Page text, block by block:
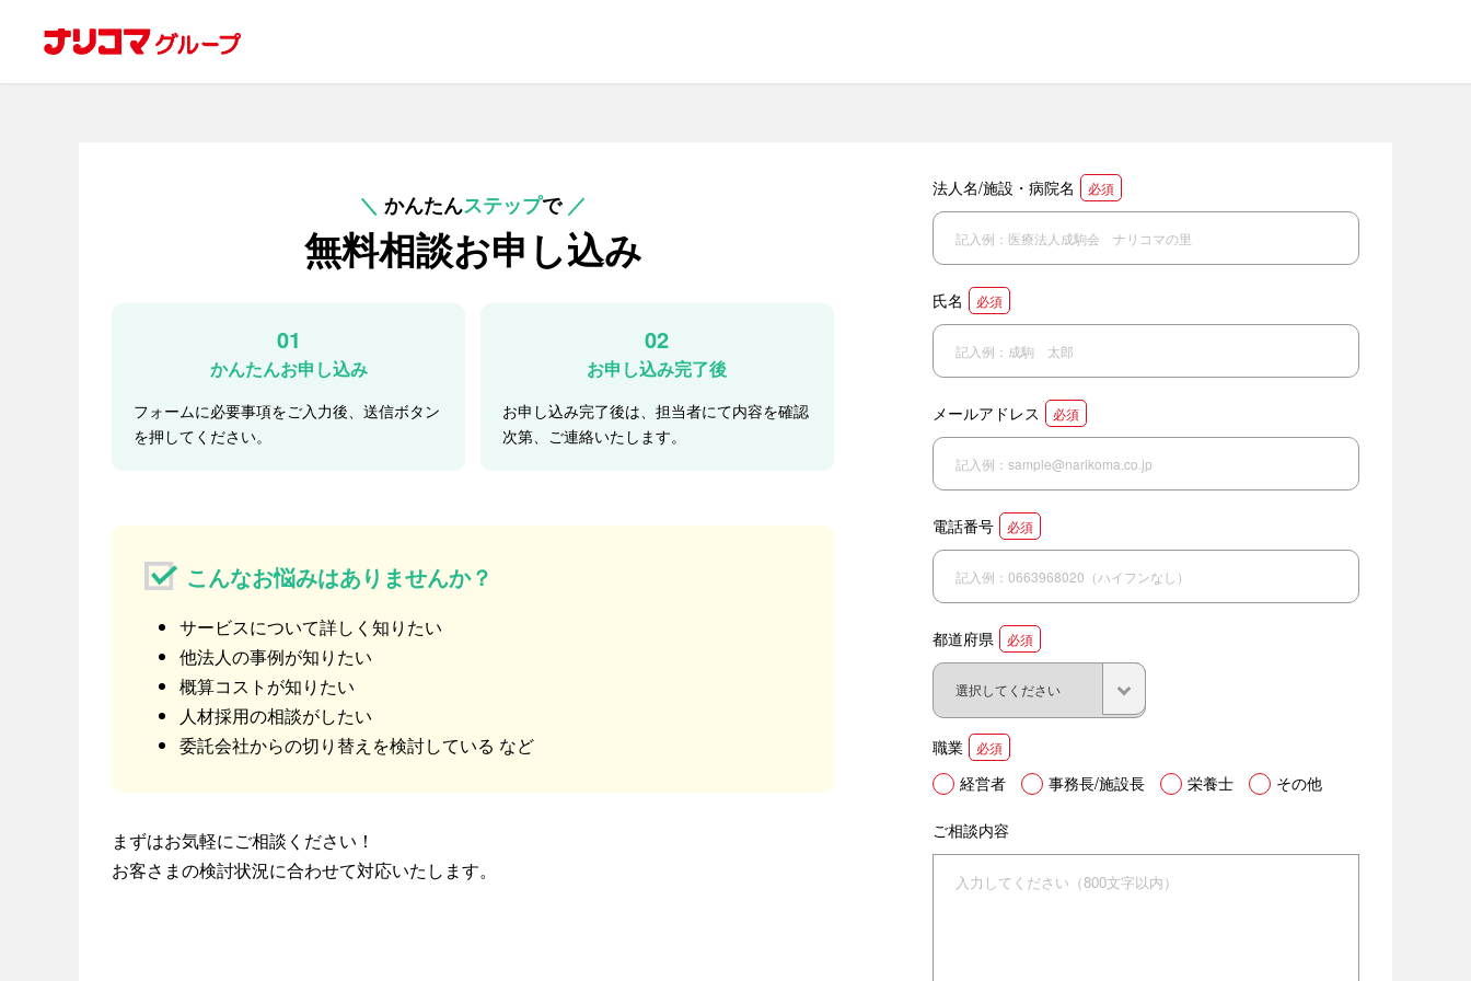
＼ かんたんステップで ／
無料相談お申し込み
01
かんたんお申し込み
フォームに必要事項をご入力後、送信ボタン
を押してください。
02
お申し込み完了後
お申し込み完了後は、担当者にて内容を確認
次第、ご連絡いたします。
こんなお悩みはありませんか？
サービスについて詳しく知りたい
他法人の事例が知りたい
概算コストが知りたい
人材採用の相談がしたい
委託会社からの切り替えを検討している など
まずはお気軽にご相談ください！
お客さまの検討状況に合わせて対応いたします。
法人名/施設・病院名 必須
氏名 必須
メールアドレス 必須
電話番号 必須
都道府県 必須
職業 必須
経営者 事務長/施設長 栄養士 その他
ご相談内容